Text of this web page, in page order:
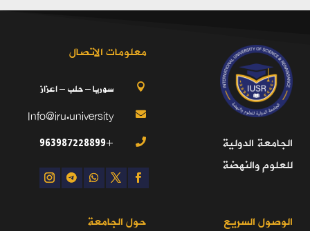
الجامعة الدولية
للعلوم والنهضة
معلومات الاتصال
 سوريا – حلب – اعزاز

Info@iru.university

+963987228899
الوصول السريع حول الجامعة